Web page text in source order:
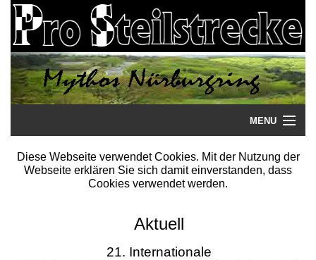
MENU
Startseite
Diese Webseite verwendet Cookies. Mit der Nutzung der
Webseite erklären Sie sich damit einverstanden, dass
Cookies verwendet werden.
Aktuell
21. Internationale